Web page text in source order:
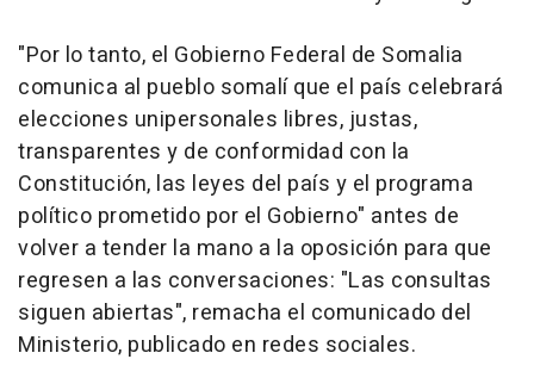
"Por lo tanto, el Gobierno Federal de Somalia
comunica al pueblo somalí que el país celebrará
elecciones unipersonales libres, justas,
transparentes y de conformidad con la
Constitución, las leyes del país y el programa
político prometido por el Gobierno" antes de
volver a tender la mano a la oposición para que
regresen a las conversaciones: "Las consultas
siguen abiertas", remacha el comunicado del
Ministerio, publicado en redes sociales.